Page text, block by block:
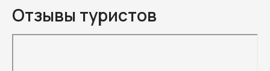
Отзывы туристов